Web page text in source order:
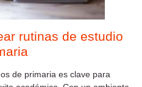
rutinas de estudio
de primaria es clave para